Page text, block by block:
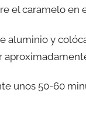
el caramelo en
aluminio y
unos 50-60